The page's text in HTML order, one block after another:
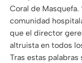
Coral de Masquefa.
comunidad
que el director
altruista en todos
Tras estas